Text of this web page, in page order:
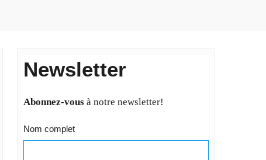
Newsletter
Abonnez-vousà notre newsletter!
Nom complet